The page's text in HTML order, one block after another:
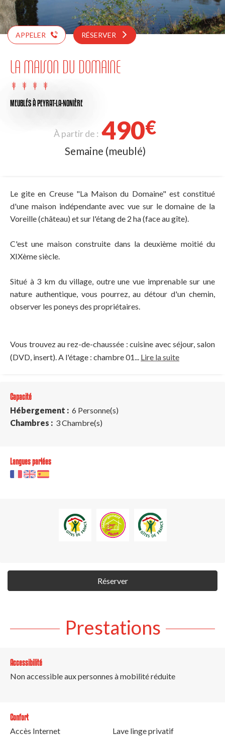
APPELER RÉSERVER
LA MAISON DU DOMAINE
MEUBLÉSÀ PEYRAT-LA-NONIÈRE
À partir de : 490€
Semaine (meublé)
Le gite en Creuse "La Maison du Domaine" est constitué
d'une maison indépendante avec vue sur le domaine de la
Voreille (château) et sur l'étang de 2 ha (face au gîte).
C'est une maison construite dans la deuxième moitié du
XIXème siècle.
Situé à 3 km du village, outre une vue imprenable sur une
nature authentique, vous pourrez, au détour d'un chemin,
observer les poneys des propriétaires.
Vous trouvez au rez-de-chaussée : cuisine avec séjour, salon
(DVD, insert). A l'étage : chambre 01... Lire la suite
Capacité
Hébergement : 6 Personne(s)
Chambres : 3 Chambre(s)
Langues parlées
Réserver
Prestations
Accessibilité
Non accessible aux personnes à mobilité réduite
Confort
Accès Internet
Lave linge privatif